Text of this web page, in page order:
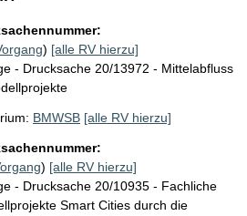
) [alle RV hierzu]
- Drucksache 20/13972 - Mittelabfluss
BMWSB [alle RV hierzu]
) [alle RV hierzu]
- Drucksache 20/10935 - Fachliche
Smart Cities durch die